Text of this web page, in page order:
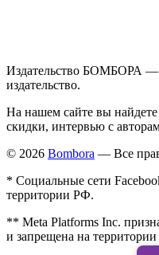
Издательство БОМБОРА —
издательство.
На нашем сайте вы
скидки, интервью с
© 2026 Bombora — Все
* Социальные сети
территории РФ.
** Meta Platforms Inc.
и запрещена на